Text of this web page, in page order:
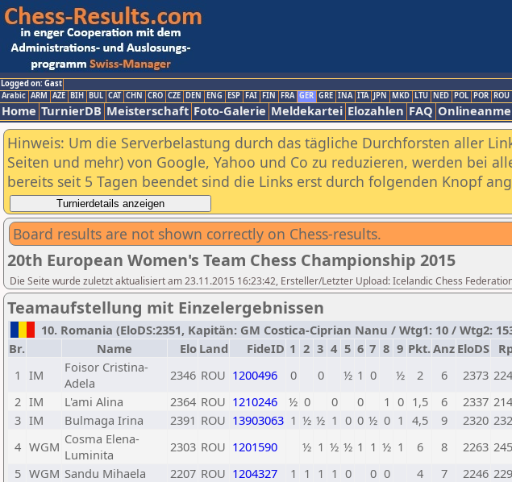
Logged on: Gast
Arabic ARM AZE BIH BUL CAT CHN CRO CZE DEN ENG ESP FAI FIN FRA GER GRE INA ITA JPN MKD LTU NED POL POR ROU
Home TurnierDB Meisterschaft Foto-Galerie Meldekartei Elozahlen FAQ
Hinweis: Um die Serverbelastung durch das tägliche Durchforsten aller
Seiten und mehr) von Google, Yahoo und Co zu reduzieren, werden bei
bereits seit 5 Tagen beendet sind die Links erst durch folgenden Knopf
Board results are not shown correctly on Chess-results.
20th European Women's Team Chess Championship 2015
Die Seite wurde zuletzt aktualisiert am 23.11.2015 16:23:42, Ersteller/Letzter Upload: Icelandic Chess
Teamaufstellung mit Einzelergebnissen
10. Romania (EloDS:2351, Kapitän: GM Costica-Ciprian Nanu / Wtg1: 10 / Wtg2:
Br.
Name Elo Land FideID 1 2 3 4 5 6 7 8 9 Pkt.Anz EloDS
1 IM
Foisor Cristina-
Adela
2346 ROU 1200496 0 0 ½ 1 0 ½ 2 6 2373
2 IM L'ami Alina 2364 ROU 1210246 ½ 0 0 0 1 0 1,5 6 2337
3 IM Bulmaga Irina 2391 ROU 13903063 1 ½ ½ 1 0 0 ½ 0 1 4,5 9 2320
4 WGM Cosma Elena-
Luminita
2303 ROU 1201590 ½ 1 ½ ½ 1 1 ½ 1 6 8 2263
5 WGM Sandu Mihaela 2207 ROU 1204327 1 1 1 1 0 0 0 4 7 2246